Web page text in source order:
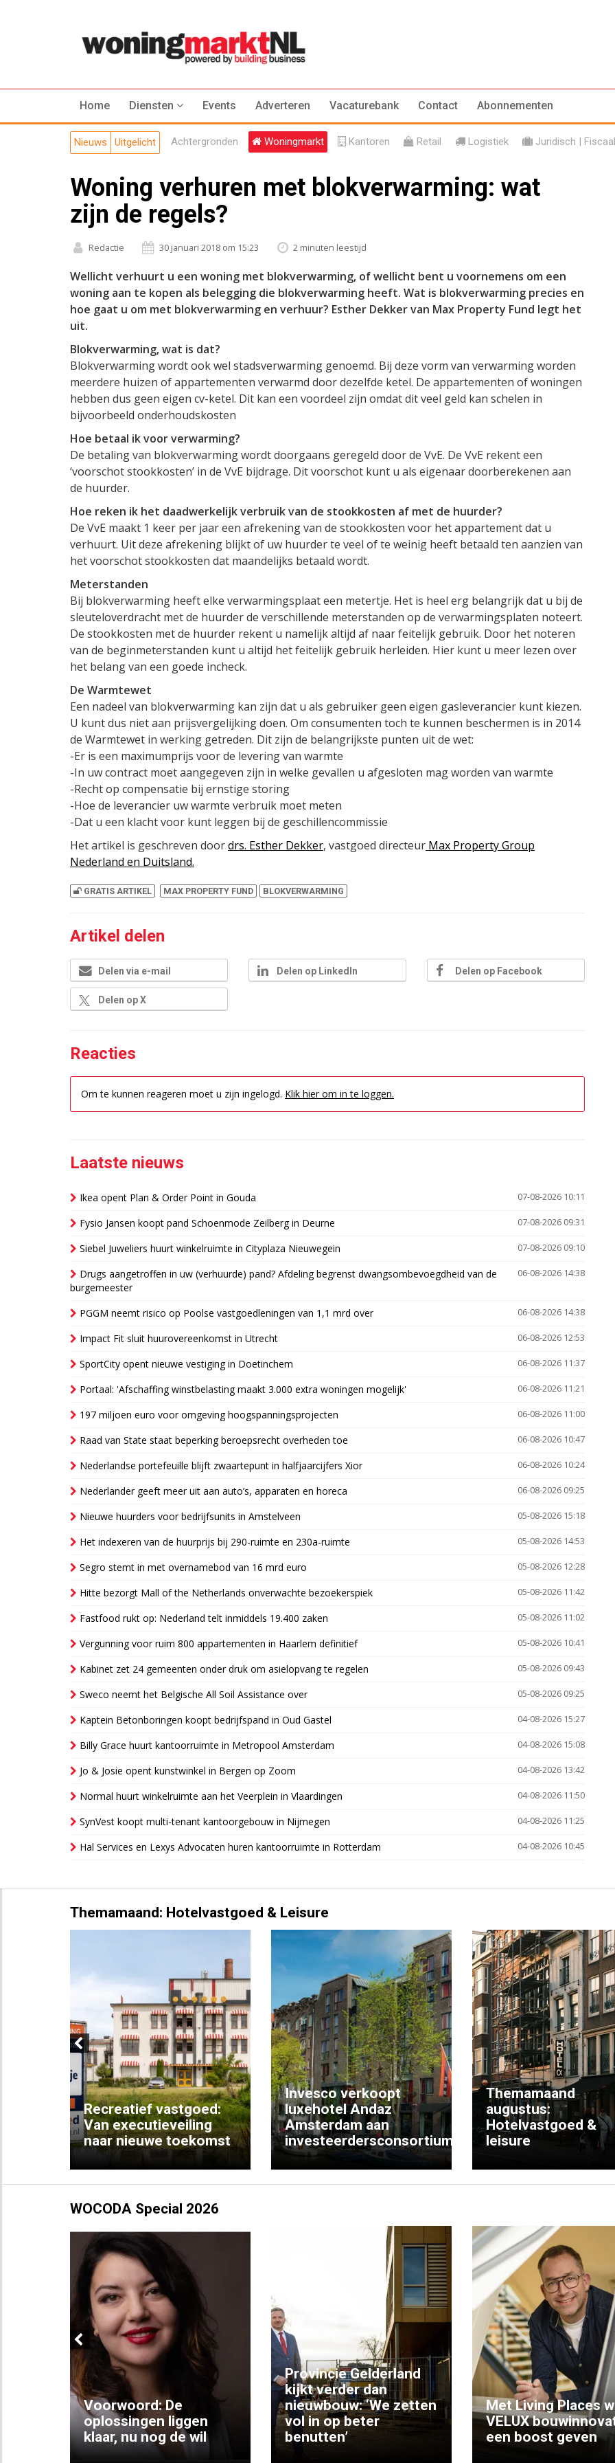
Home Diensten Events Adverteren Vacaturebank Contact Abonnementen
Nieuws Uitgelicht Achtergronden Woningmarkt Kantoren Retail Logistiek Juridisch | Fiscaal
Woning verhuren met blokverwarming: wat
zijn de regels?
Redactie 30 januari 2018 om 15:23 2 minuten leestijd
Wellicht verhuurt u een woning met blokverwarming, of wellicht bent u voornemens om een
woning aan te kopen als belegging die blokverwarming heeft. Wat is blokverwarming precies en
hoe gaat u om met blokverwarming en verhuur? Esther Dekker van Max Property Fund legt het
uit.
Blokverwarming, wat is dat?
Blokverwarming wordt ook wel stadsverwarming genoemd. Bij deze vorm van verwarming worden
meerdere huizen of appartementen verwarmd door dezelfde ketel. De appartementen of woningen
hebben dus geen eigen cv-ketel. Dit kan een voordeel zijn omdat dit veel geld kan schelen in
bijvoorbeeld onderhoudskosten
Hoe betaal ik voor verwarming?
De betaling van blokverwarming wordt doorgaans geregeld door de VvE. De VvE rekent een
‘voorschot stookkosten’ in de VvE bijdrage. Dit voorschot kunt u als eigenaar doorberekenen aan
de huurder.
Hoe reken ik het daadwerkelijk verbruik van de stookkosten af met de huurder?
De VvE maakt 1 keer per jaar een afrekening van de stookkosten voor het appartement dat u
verhuurt. Uit deze afrekening blijkt of uw huurder te veel of te weinig heeft betaald ten aanzien van
het voorschot stookkosten dat maandelijks betaald wordt.
Meterstanden
Bij blokverwarming heeft elke verwarmingsplaat een metertje. Het is heel erg belangrijk dat u bij de
sleuteloverdracht met de huurder de verschillende meterstanden op de verwarmingsplaten noteert.
De stookkosten met de huurder rekent u namelijk altijd af naar feitelijk gebruik. Door het noteren
van de beginmeterstanden kunt u altijd het feitelijk gebruik herleiden. Hier kunt u meer lezen over
het belang van een goede incheck.
De Warmtewet
Een nadeel van blokverwarming kan zijn dat u als gebruiker geen eigen gasleverancier kunt kiezen.
U kunt dus niet aan prijsvergelijking doen. Om consumenten toch te kunnen beschermen is in 2014
de Warmtewet in werking getreden. Dit zijn de belangrijkste punten uit de wet:
-Er is een maximumprijs voor de levering van warmte
-In uw contract moet aangegeven zijn in welke gevallen u afgesloten mag worden van warmte
-Recht op compensatie bij ernstige storing
-Hoe de leverancier uw warmte verbruik moet meten
-Dat u een klacht voor kunt leggen bij de geschillencommissie
Het artikel is geschreven doordrs. Esther Dekker, vastgoed directeur Max Property Group
Nederland en Duitsland.
GRATIS ARTIKEL MAX PROPERTY FUND BLOKVERWARMING
Artikel delen
Delen via e-mail Delen op LinkedIn Delen op Facebook
Delen op X
Reacties
Om te kunnen reageren moet u zijn ingelogd. Klik hier om in te loggen.
Laatste nieuws
07-08-2026 10:11
Ikea opent Plan & Order Point in Gouda
07-08-2026 09:31
Fysio Jansen koopt pand Schoenmode Zeilberg in Deurne
07-08-2026 09:10
Siebel Juweliers huurt winkelruimte in Cityplaza Nieuwegein
06-08-2026 14:38
Drugs aangetroffen in uw (verhuurde) pand? Afdeling begrenst dwangsombevoegdheid van de
burgemeester
06-08-2026 14:38
PGGM neemt risico op Poolse vastgoedleningen van 1,1 mrd over
06-08-2026 12:53
Impact Fit sluit huurovereenkomst in Utrecht
06-08-2026 11:37
SportCity opent nieuwe vestiging in Doetinchem
06-08-2026 11:21
Portaal: 'Afschaffing winstbelasting maakt 3.000 extra woningen mogelijk'
06-08-2026 11:00
197 miljoen euro voor omgeving hoogspanningsprojecten
06-08-2026 10:47
Raad van State staat beperking beroepsrecht overheden toe
06-08-2026 10:24
Nederlandse portefeuille blijft zwaartepunt in halfjaarcijfers Xior
06-08-2026 09:25
Nederlander geeft meer uit aan auto’s, apparaten en horeca
05-08-2026 15:18
Nieuwe huurders voor bedrijfsunits in Amstelveen
05-08-2026 14:53
Het indexeren van de huurprijs bij 290-ruimte en 230a-ruimte
05-08-2026 12:28
Segro stemt in met overnamebod van 16 mrd euro
05-08-2026 11:42
Hitte bezorgt Mall of the Netherlands onverwachte bezoekerspiek
05-08-2026 11:02
Fastfood rukt op: Nederland telt inmiddels 19.400 zaken
05-08-2026 10:41
Vergunning voor ruim 800 appartementen in Haarlem definitief
05-08-2026 09:43
Kabinet zet 24 gemeenten onder druk om asielopvang te regelen
05-08-2026 09:25
Sweco neemt het Belgische All Soil Assistance over
04-08-2026 15:27
Kaptein Betonboringen koopt bedrijfspand in Oud Gastel
04-08-2026 15:08
Billy Grace huurt kantoorruimte in Metropool Amsterdam
04-08-2026 13:42
Jo & Josie opent kunstwinkel in Bergen op Zoom
04-08-2026 11:50
Normal huurt winkelruimte aan het Veerplein in Vlaardingen
04-08-2026 11:25
SynVest koopt multi-tenant kantoorgebouw in Nijmegen
04-08-2026 10:45
Hal Services en Lexys Advocaten huren kantoorruimte in Rotterdam
Themamaand: Hotelvastgoed & Leisure
Previous
Recreatief vastgoed:
Van executieveiling
naar nieuwe toekomst
Invesco verkoopt
luxehotel Andaz
Amsterdam aan
investeerdersconsortium
Themamaand
augustus:
Hotelvastgoed &
leisure
WOCODA Special 2026
Previous
Voorwoord: De
oplossingen liggen
klaar, nu nog de wil
Provincie Gelderland
kijkt verder dan
nieuwbouw: ‘We zetten
vol in op beter
benutten’
Met Living Places
VELUX
een boost geven